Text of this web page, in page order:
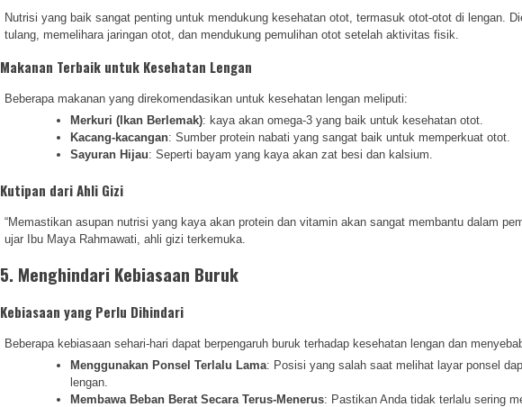
Nutrisi yang baik sangat penting untuk mendukung kesehatan otot, termasuk otot-otot di lengan.
tulang, memelihara jaringan otot, dan mendukung pemulihan otot setelah aktivitas fisik.
Makanan Terbaik untuk Kesehatan Lengan
Beberapa makanan yang direkomendasikan untuk kesehatan lengan meliputi:
Merkuri (Ikan Berlemak): kaya akan omega-3 yang baik untuk kesehatan otot.
Kacang-kacangan: Sumber protein nabati yang sangat baik untuk memperkuat otot.
Sayuran Hijau: Seperti bayam yang kaya akan zat besi dan kalsium.
Kutipan dari Ahli Gizi
“Memastikan asupan nutrisi yang kaya akan protein dan vitamin akan sangat membantu dalam
ujar Ibu Maya Rahmawati, ahli gizi terkemuka.
5. Menghindari Kebiasaan Buruk
Kebiasaan yang Perlu Dihindari
Beberapa kebiasaan sehari-hari dapat berpengaruh buruk terhadap kesehatan lengan dan
Menggunakan Ponsel Terlalu Lama: Posisi yang salah saat melihat layar ponsel
lengan.
Membawa Beban Berat Secara Terus-Menerus: Pastikan Anda tidak terlalu sering